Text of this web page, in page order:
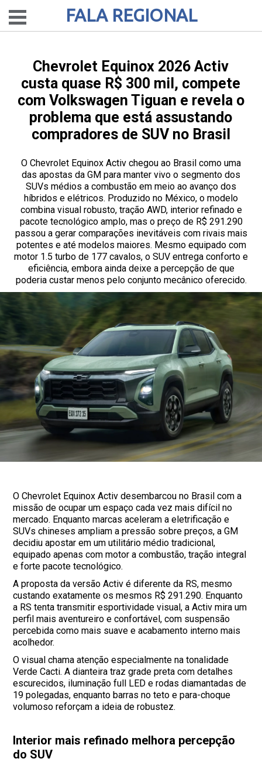
FALA REGIONAL
Chevrolet Equinox 2026 Activ
custa quase R$ 300 mil, compete
com Volkswagen Tiguan e revela o
problema que está assustando
compradores de SUV no Brasil
O Chevrolet Equinox Activ chegou ao Brasil como uma
das apostas da GM para manter vivo o segmento dos
SUVs médios a combustão em meio ao avanço dos
híbridos e elétricos. Produzido no México, o modelo
combina visual robusto, tração AWD, interior refinado e
pacote tecnológico amplo, mas o preço de R$ 291.290
passou a gerar comparações inevitáveis com rivais mais
potentes e até modelos maiores. Mesmo equipado com
motor 1.5 turbo de 177 cavalos, o SUV entrega conforto e
eficiência, embora ainda deixe a percepção de que
poderia custar menos pelo conjunto mecânico oferecido.
O Chevrolet Equinox Activ desembarcou no Brasil com a
missão de ocupar um espaço cada vez mais difícil no
mercado. Enquanto marcas aceleram a eletrificação e
SUVs chineses ampliam a pressão sobre preços, a GM
decidiu apostar em um utilitário médio tradicional,
equipado apenas com motor a combustão, tração integral
e forte pacote tecnológico.
A proposta da versão Activ é diferente da RS, mesmo
custando exatamente os mesmos R$ 291.290. Enquanto
a RS tenta transmitir esportividade visual, a Activ mira um
perfil mais aventureiro e confortável, com suspensão
percebida como mais suave e acabamento interno mais
acolhedor.
O visual chama atenção especialmente na tonalidade
Verde Cacti. A dianteira traz grade preta com detalhes
escurecidos, iluminação full LED e rodas diamantadas de
19 polegadas, enquanto barras no teto e para-choque
volumoso reforçam a ideia de robustez.
Interior mais refinado melhora percepção
do SUV